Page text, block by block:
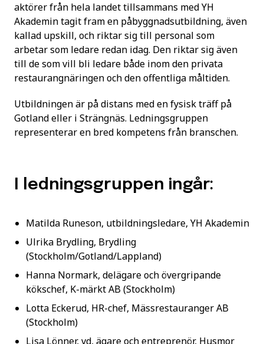
aktörer från hela landet tillsammans med YH
Akademin tagit fram en påbyggnadsutbildning, även
kallad upskill, och riktar sig till personal som
arbetar som ledare redan idag. Den riktar sig även
till de som vill bli ledare både inom den privata
restaurangnäringen och den offentliga måltiden.
Utbildningen är på distans med en fysisk träff på
Gotland eller i Strängnäs. Ledningsgruppen
representerar en bred kompetens från branschen.
I ledningsgruppen ingår:
Matilda Runeson, utbildningsledare, YH Akademin
Ulrika Brydling, Brydling
(Stockholm/Gotland/Lappland)
Hanna Normark, delägare och övergripande
kökschef, K-märkt AB (Stockholm)
Lotta Eckerud, HR-chef, Mässrestauranger AB
(Stockholm)
Lisa Lönner, vd, ägare och entreprenör, Husmor